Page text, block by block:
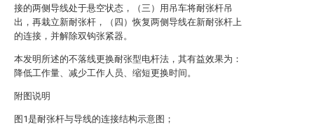
接的两侧导线处于悬空状态，（三）用吊车将耐张杆吊
出，再栽立新耐张杆，（四）恢复两侧导线在新耐张杆上
的连接，并解除双钩张紧器。
本发明所述的不落线更换耐张型电杆法，其有益效果为：
降低工作量、减少工作人员、缩短更换时间。
附图说明
图1是耐张杆与导线的连接结构示意图；